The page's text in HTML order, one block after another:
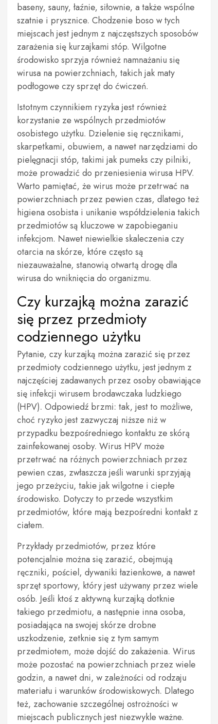
baseny, sauny, łaźnie, siłownie, a także wspólne
szatnie i prysznice. Chodzenie boso w tych
miejscach jest jednym z najczęstszych sposobów
zarażenia się kurzajkami stóp. Wilgotne
środowisko sprzyja również namnażaniu się
wirusa na powierzchniach, takich jak maty
podłogowe czy sprzęt do ćwiczeń.
Istotnym czynnikiem ryzyka jest również
korzystanie ze wspólnych przedmiotów
osobistego użytku. Dzielenie się ręcznikami,
skarpetkami, obuwiem, a nawet narzędziami do
pielęgnacji stóp, takimi jak pumeks czy pilniki,
może prowadzić do przeniesienia wirusa HPV.
Warto pamiętać, że wirus może przetrwać na
powierzchniach przez pewien czas, dlatego też
higiena osobista i unikanie współdzielenia takich
przedmiotów są kluczowe w zapobieganiu
infekcjom. Nawet niewielkie skaleczenia czy
otarcia na skórze, które często są
niezauważalne, stanowią otwartą drogę dla
wirusa do wniknięcia do organizmu.
Czy kurzajką można zarazić
się przez przedmioty
codziennego użytku
Pytanie, czy kurzajką można zarazić się przez
przedmioty codziennego użytku, jest jednym z
najczęściej zadawanych przez osoby obawiające
się infekcji wirusem brodawczaka ludzkiego
(HPV). Odpowiedź brzmi: tak, jest to możliwe,
choć ryzyko jest zazwyczaj niższe niż w
przypadku bezpośredniego kontaktu ze skórą
zainfekowanej osoby. Wirus HPV może
przetrwać na różnych powierzchniach przez
pewien czas, zwłaszcza jeśli warunki sprzyjają
jego przeżyciu, takie jak wilgotne i ciepłe
środowisko. Dotyczy to przede wszystkim
przedmiotów, które mają bezpośredni kontakt z
ciałem.
Przykłady przedmiotów, przez które
potencjalnie można się zarazić, obejmują
ręczniki, pościel, dywaniki łazienkowe, a nawet
sprzęt sportowy, który jest używany przez wiele
osób. Jeśli ktoś z aktywną kurzajką dotknie
takiego przedmiotu, a następnie inna osoba,
posiadająca na swojej skórze drobne
uszkodzenie, zetknie się z tym samym
przedmiotem, może dojść do zakażenia. Wirus
może pozostać na powierzchniach przez wiele
godzin, a nawet dni, w zależności od rodzaju
materiału i warunków środowiskowych. Dlatego
też, zachowanie szczególnej ostrożności w
miejscach publicznych jest niezwykle ważne.